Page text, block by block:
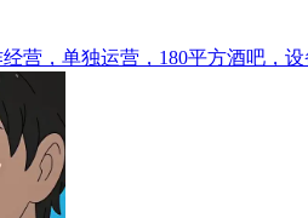
营，单独运营，180平方酒吧，设